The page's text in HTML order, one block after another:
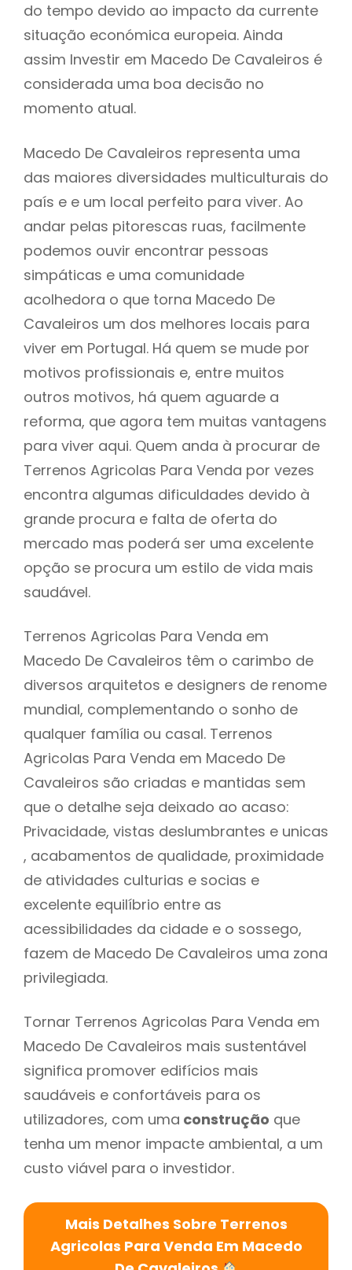
do tempo devido ao impacto da currente
situação económica europeia. Ainda
assim Investir em Macedo De Cavaleiros é
considerada uma boa decisão no
momento atual.
Macedo De Cavaleiros representa uma
das maiores diversidades multiculturais do
país e e um local perfeito para viver. Ao
andar pelas pitorescas ruas, facilmente
podemos ouvir encontrar pessoas
simpáticas e uma comunidade
acolhedora o que torna Macedo De
Cavaleiros um dos melhores locais para
viver em Portugal. Há quem se mude por
motivos profissionais e, entre muitos
outros motivos, há quem aguarde a
reforma, que agora tem muitas vantagens
para viver aqui. Quem anda à procurar de
Terrenos Agricolas Para Venda por vezes
encontra algumas dificuldades devido à
grande procura e falta de oferta do
mercado mas poderá ser uma excelente
opção se procura um estilo de vida mais
saudável.
Terrenos Agricolas Para Venda em
Macedo De Cavaleiros têm o carimbo de
diversos arquitetos e designers de renome
mundial, complementando o sonho de
qualquer família ou casal. Terrenos
Agricolas Para Venda em Macedo De
Cavaleiros são criadas e mantidas sem
que o detalhe seja deixado ao acaso:
Privacidade, vistas deslumbrantes e unicas
, acabamentos de qualidade, proximidade
de atividades culturias e socias e
excelente equilíbrio entre as
acessibilidades da cidade e o sossego,
fazem de Macedo De Cavaleiros uma zona
privilegiada.
Tornar Terrenos Agricolas Para Venda em
Macedo De Cavaleiros mais sustentável
significa promover edifícios mais
saudáveis e confortáveis para os
utilizadores, com uma construção que
tenha um menor impacte ambiental, a um
custo viável para o investidor.
Mais Detalhes Sobre Terrenos
Agricolas Para Venda Em Macedo